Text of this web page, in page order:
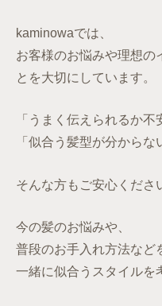
kaminowaでは、
お客様のお悩みや理想の
とを大切にしています。
「うまく伝えられるか不
「似合う髪型が分からな
そんな方もご安心くださ
今の髪のお悩みや、
普段のお手入れ方法など
一緒に似合うスタイルを